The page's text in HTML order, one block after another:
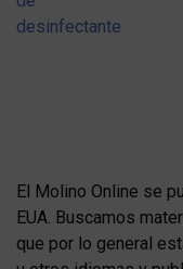
El Molino Online se
EUA. Buscamos
que por lo general